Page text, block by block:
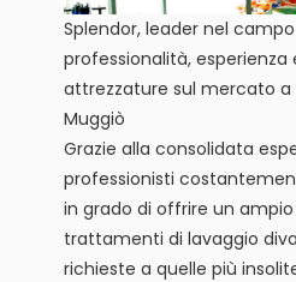
Splendor, leader nel
professionalità,
attrezzature sul mercato a
Muggiò
Grazie alla consolidata
professionisti
in grado di offrire un
trattamenti di lavaggio
richieste a quelle più